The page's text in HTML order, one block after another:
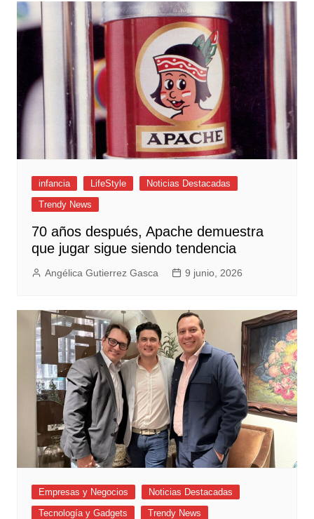
infancia LifeStyle
Noticias Destacadas
Trendy News
70 años después, Apache demuestra
que jugar sigue siendo tendencia
Angélica Gutierrez Gasca 9 junio, 2026
Empresas y Negocios
Noticias Destacadas
Tecnología y Gadgets
Trendy News